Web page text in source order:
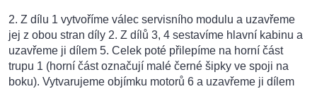
2. Z dílu 1 vytvoříme válec servisního modulu a uzavřeme
jej z obou stran díly 2. Z dílů 3, 4 sestavíme hlavní kabinu a
uzavřeme ji dílem 5. Celek poté přilepíme na horní část
trupu 1 (horní část označují malé černé šipky ve spoji na
boku). Vytvarujeme objímku motorů 6 a uzavřeme ji dílem